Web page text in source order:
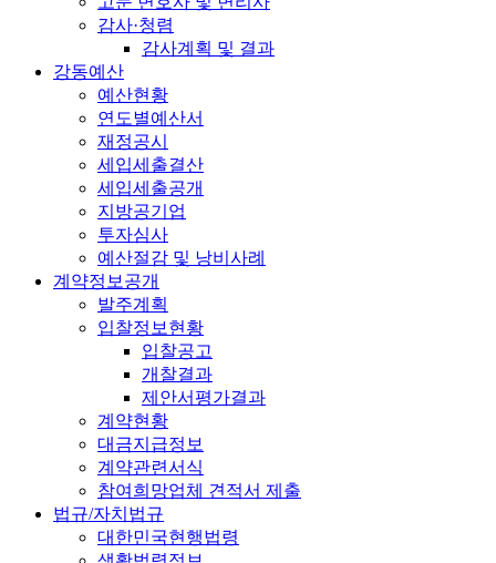
감사·청렴
감사계획 및 결과
강동예산
예산현황
연도별예산서
재정공시
세입세출결산
세입세출공개
지방공기업
투자심사
예산절감 및 낭비사례
계약정보공개
발주계획
입찰정보현황
입찰공고
개찰결과
제안서평가결과
계약현황
대금지급정보
계약관련서식
참여희망업체 견적서 제출
법규/자치법규
대한민국현행법령